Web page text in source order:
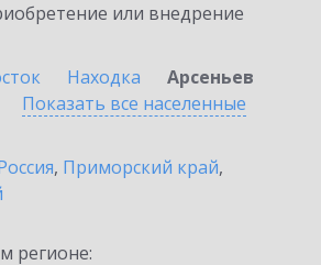
или внедрение
Находка
Арсеньев
Показать все населенные
, Приморский край,
регионе: